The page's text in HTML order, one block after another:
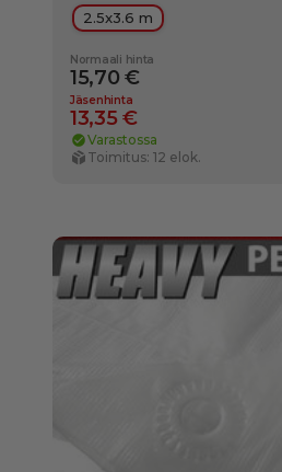
2.5x3.6 m
Normaali hinta
15,70 €
Jäsenhinta
13,35 €
Varastossa
Toimitus: 12 elok.